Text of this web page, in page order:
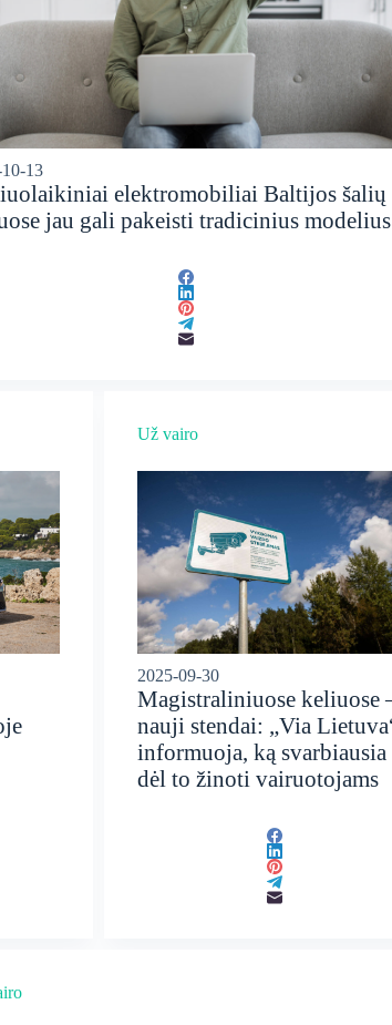
13
elektromobiliai Baltijos šalių
jau gali pakeisti tradicinius
Už vairo
2025-09-30
Magistraliniuose keliuose
nauji stendai: „Via
informuoja, ką svarbiausia
dėl to žinoti vairuotojams